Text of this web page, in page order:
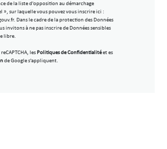
de la liste d'opposition au démarchage
», sur laquelle vous pouvez vous inscrire ici :
. Dans le cadre de la protection des Données
invitons à ne pas inscrire de Données sensibles
libre.
les Politiques de Confidentialitéet es
de Google s'appliquent.